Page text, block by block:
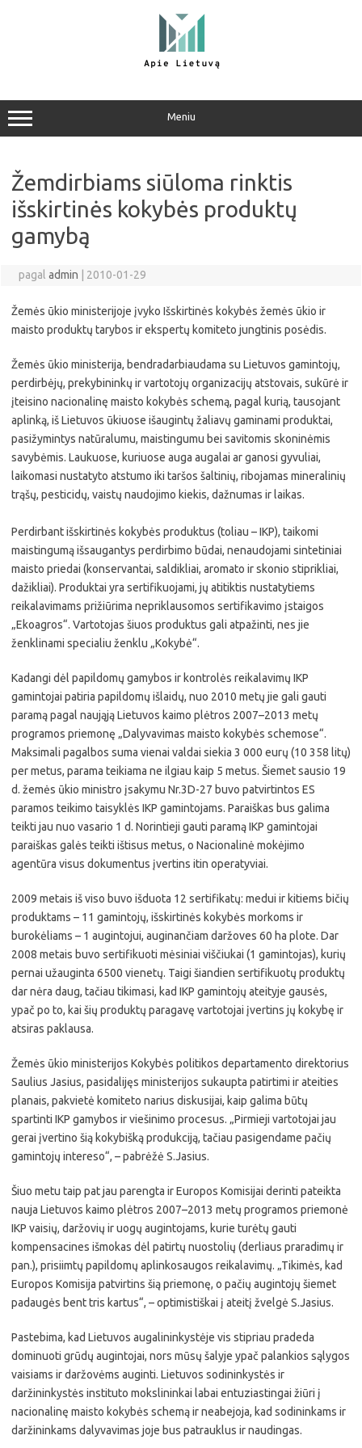
Meniu
Žemdirbiams siūloma rinktis
išskirtinės kokybės produktų
gamybą
pagal admin 2010-01-29
Žemės ūkio ministerijoje įvyko Išskirtinės kokybės žemės ūkio ir
maisto produktų tarybos ir ekspertų komiteto jungtinis posėdis.
Žemės ūkio ministerija, bendradarbiaudama su Lietuvos gamintojų,
perdirbėjų, prekybininkų ir vartotojų organizacijų atstovais, sukūrė ir
įteisino nacionalinę maisto kokybės schemą, pagal kurią, tausojant
aplinką, iš Lietuvos ūkiuose išaugintų žaliavų gaminami produktai,
pasižymintys natūralumu, maistingumu bei savitomis skoninėmis
savybėmis. Laukuose, kuriuose auga augalai ar ganosi gyvuliai,
laikomasi nustatyto atstumo iki taršos šaltinių, ribojamas mineralinių
trąšų, pesticidų, vaistų naudojimo kiekis, dažnumas ir laikas.
Perdirbant išskirtinės kokybės produktus (toliau – IKP), taikomi
maistingumą išsaugantys perdirbimo būdai, nenaudojami sintetiniai
maisto priedai (konservantai, saldikliai, aromato ir skonio stiprikliai,
dažikliai). Produktai yra sertifikuojami, jų atitiktis nustatytiems
reikalavimams prižiūrima nepriklausomos sertifikavimo įstaigos
„Ekoagros“. Vartotojas šiuos produktus gali atpažinti, nes jie
ženklinami specialiu ženklu „Kokybė“.
Kadangi dėl papildomų gamybos ir kontrolės reikalavimų IKP
gamintojai patiria papildomų išlaidų, nuo 2010 metų jie gali gauti
paramą pagal naująją Lietuvos kaimo plėtros 2007–2013 metų
programos priemonę „Dalyvavimas maisto kokybės schemose“.
Maksimali pagalbos suma vienai valdai siekia 3 000 eurų (10 358 litų)
per metus, parama teikiama ne ilgiau kaip 5 metus. Šiemet sausio 19
d. žemės ūkio ministro įsakymu Nr.3D-27 buvo patvirtintos ES
paramos teikimo taisyklės IKP gamintojams. Paraiškas bus galima
teikti jau nuo vasario 1 d. Norintieji gauti paramą IKP gamintojai
paraiškas galės teikti ištisus metus, o Nacionalinė mokėjimo
agentūra visus dokumentus įvertins itin operatyviai.
2009 metais iš viso buvo išduota 12 sertifikatų: medui ir kitiems bičių
produktams – 11 gamintojų, išskirtinės kokybės morkoms ir
burokėliams – 1 augintojui, auginančiam daržoves 60 ha plote. Dar
2008 metais buvo sertifikuoti mėsiniai viščiukai (1 gamintojas), kurių
pernai užauginta 6500 vienetų. Taigi šiandien sertifikuotų produktų
dar nėra daug, tačiau tikimasi, kad IKP gamintojų ateityje gausės,
ypač po to, kai šių produktų paragavę vartotojai įvertins jų kokybę ir
atsiras paklausa.
Žemės ūkio ministerijos Kokybės politikos departamento direktorius
Saulius Jasius, pasidalijęs ministerijos sukaupta patirtimi ir ateities
planais, pakvietė komiteto narius diskusijai, kaip galima būtų
spartinti IKP gamybos ir viešinimo procesus. „Pirmieji vartotojai jau
gerai įvertino šią kokybišką produkciją, tačiau pasigendame pačių
gamintojų intereso“, – pabrėžė S.Jasius.
Šiuo metu taip pat jau parengta ir Europos Komisijai derinti pateikta
nauja Lietuvos kaimo plėtros 2007–2013 metų programos priemonė
IKP vaisių, daržovių ir uogų augintojams, kurie turėtų gauti
kompensacines išmokas dėl patirtų nuostolių (derliaus praradimų ir
pan.), prisiimtų papildomų aplinkosaugos reikalavimų. „Tikimės, kad
Europos Komisija patvirtins šią priemonę, o pačių augintojų šiemet
padaugės bent tris kartus“, – optimistiškai į ateitį žvelgė S.Jasius.
Pastebima, kad Lietuvos augalininkystėje vis stipriau pradeda
dominuoti grūdų augintojai, nors mūsų šalyje ypač palankios sąlygos
vaisiams ir daržovėms auginti. Lietuvos sodininkystės ir
daržininkystės instituto mokslininkai labai entuziastingai žiūri į
nacionalinę maisto kokybės schemą ir neabejoja, kad sodininkams ir
daržininkams dalyvavimas joje bus patrauklus ir naudingas.